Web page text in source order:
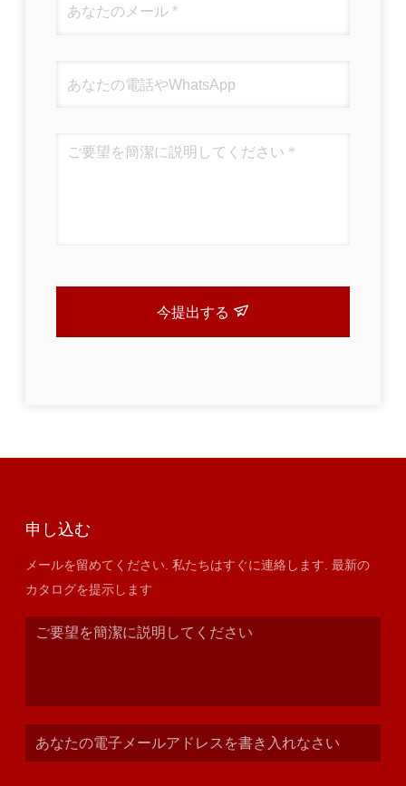
今提出する
申し込む
メールを留めてください. 私たちはすぐに連絡します. 最新の
カタログを提示します